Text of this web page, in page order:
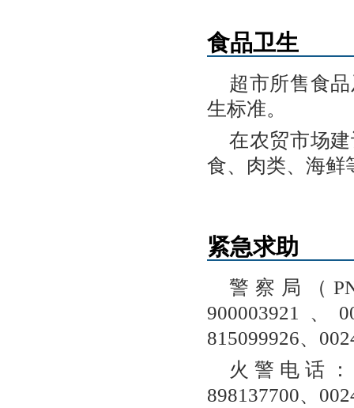
食品卫生
超市所售食
生标准。
在农贸市场
食、肉类、海鲜
紧急求助
警察局（
900003921、
815099926、
火警电话：
898137700、